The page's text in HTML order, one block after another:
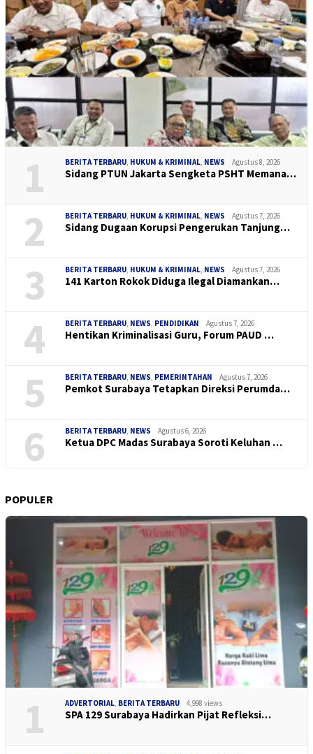
1 BERITA TERBARU, HUKUM & KRIMINAL, NEWS Agustus 8, 2026
Sidang PTUN Jakarta Sengketa PSHT Memana…
2 BERITA TERBARU, HUKUM & KRIMINAL, NEWS Agustus 7, 2026
Sidang Dugaan Korupsi Pengerukan Tanjung…
3 BERITA TERBARU, HUKUM & KRIMINAL, NEWS Agustus 7, 2026
141 Karton Rokok Diduga Ilegal Diamankan…
4 BERITA TERBARU, NEWS, PENDIDIKAN Agustus 7, 2026
Hentikan Kriminalisasi Guru, Forum PAUD …
5 BERITA TERBARU, NEWS, PEMERINTAHAN Agustus 7, 2026
Pemkot Surabaya Tetapkan Direksi Perumda…
6 BERITA TERBARU, NEWS Agustus 6, 2026
Ketua DPC Madas Surabaya Soroti Keluhan …
POPULER
1 ADVERTORIAL, BERITA TERBARU 4,998 views
SPA 129 Surabaya Hadirkan Pijat Refleksi…